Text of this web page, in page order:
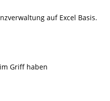
auf Excel Basis.
Griff haben